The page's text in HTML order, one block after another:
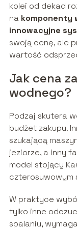
kolei od dekad
na komponenty
innowacyjne
swoją cenę, ale
wartość
Jak cena
wodnego?
Rodzaj skutera
budżet zakupu.
szukającą
jeziorze, a inny
model stojący
czterosuwowym
W praktyce
tylko inne
spalaniu,